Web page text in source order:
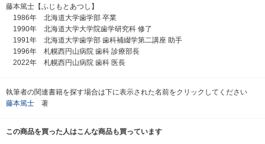
藤本篤士【ふじもとあつし】
1986年 北海道大学歯学部 卒業
1990年 北海道大学大学院歯学研究科 修了
1991年 北海道大学歯学部 歯科補綴学第二講座 助手
1996年 札幌西円山病院 歯科 診療部長
2022年 札幌西円山病院 歯科 医長
執筆者の関連書籍を探す場合は下に表示された名前をクリックしてください
藤本篤士 著
この商品を買った人はこんな商品も買っています